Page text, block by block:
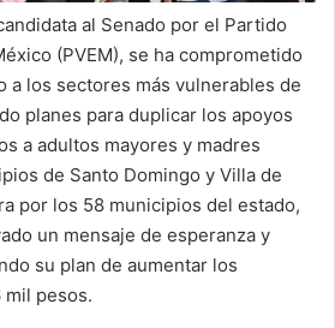
al Senado por el Partido
(PVEM), se ha comprometido
a los sectores más vulnerables de
planes para duplicar los apoyos
a adultos mayores y madres
de Santo Domingo y Villa de
por los 58 municipios del estado,
un mensaje de esperanza y
su plan de aumentar los
mil pesos.